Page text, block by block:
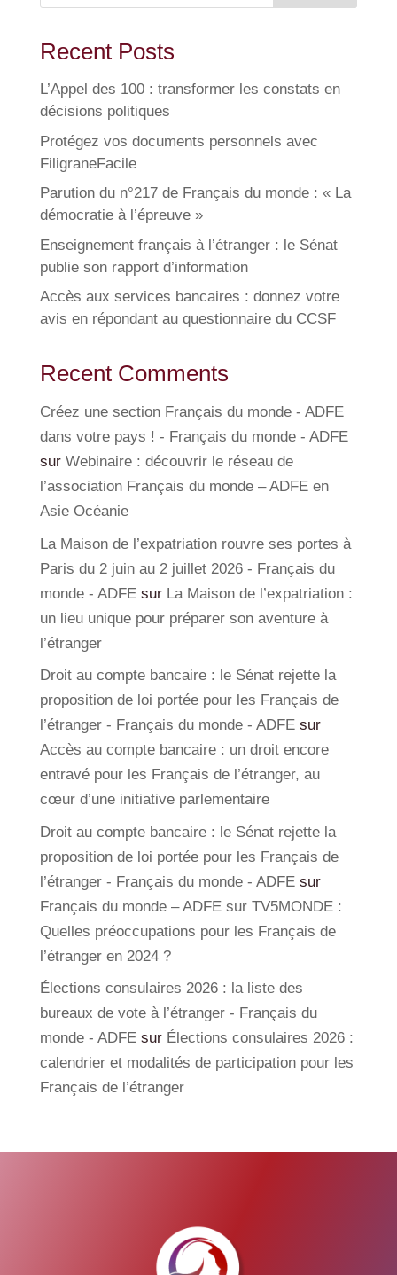
Recent Posts
L’Appel des 100 : transformer les constats en
décisions politiques
Protégez vos documents personnels avec
FiligraneFacile
Parution du n°217 de Français du monde : « La
démocratie à l’épreuve »
Enseignement français à l’étranger : le Sénat
publie son rapport d’information
Accès aux services bancaires : donnez votre
avis en répondant au questionnaire du CCSF
Recent Comments
Créez une section Français du monde - ADFE
dans votre pays ! - Français du monde - ADFE
sur Webinaire : découvrir le réseau de
l’association Français du monde – ADFE en
Asie Océanie
La Maison de l’expatriation rouvre ses portes à
Paris du 2 juin au 2 juillet 2026 - Français du
monde - ADFEsur La Maison de l’expatriation :
un lieu unique pour préparer son aventure à
l’étranger
Droit au compte bancaire : le Sénat rejette la
proposition de loi portée pour les Français de
l’étranger - Français du monde - ADFEsur
Accès au compte bancaire : un droit encore
entravé pour les Français de l’étranger, au
cœur d’une initiative parlementaire
Droit au compte bancaire : le Sénat rejette la
proposition de loi portée pour les Français de
l’étranger - Français du monde - ADFEsur
Français du monde – ADFE sur TV5MONDE :
Quelles préoccupations pour les Français de
l’étranger en 2024 ?
Élections consulaires 2026 : la liste des
bureaux de vote à l’étranger - Français du
monde - ADFEsur Élections consulaires 2026 :
calendrier et modalités de participation pour les
Français de l’étranger